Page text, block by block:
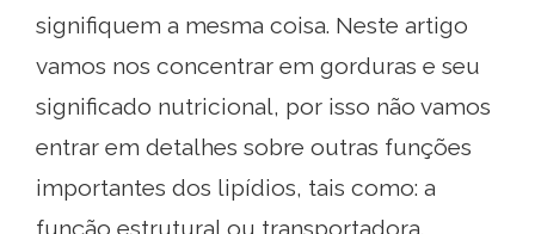
signifiquem a mesma coisa. Neste artigo
vamos nos concentrar em gorduras e seu
significado nutricional, por isso não vamos
entrar em detalhes sobre outras funções
importantes dos lipídios, tais como: a
função estrutural ou transportadora.